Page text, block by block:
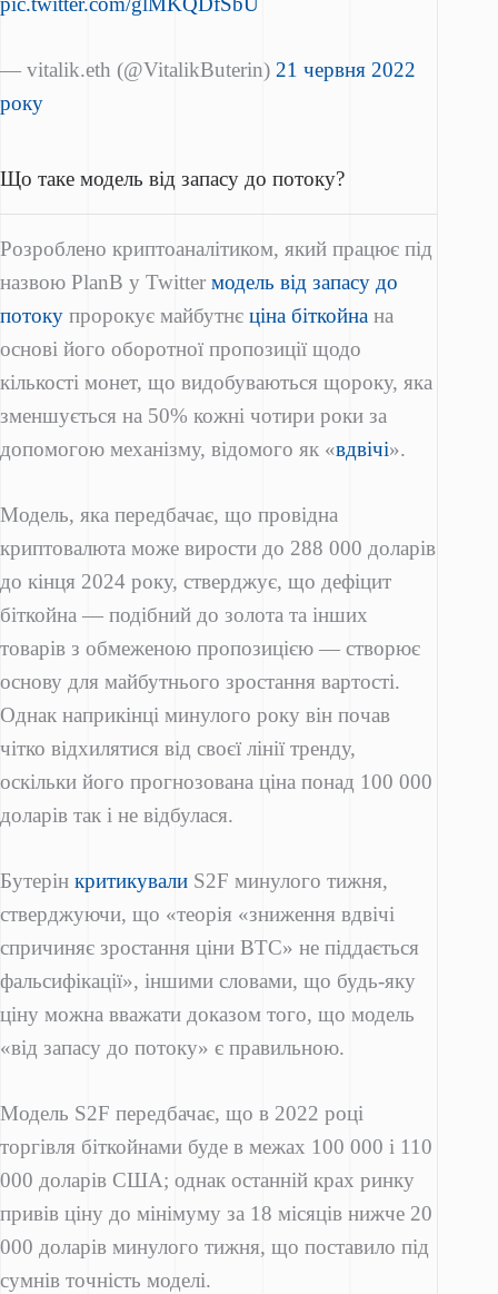
— vitalik.eth (@VitalikButerin) 21 червня 2022
року
Що таке модель від запасу до потоку?
Розроблено криптоаналітиком, який працює під
назвою PlanB у Twitter модель від запасу до
потоку пророкує майбутнє ціна біткойна на
основі його оборотної пропозиції щодо
кількості монет, що видобуваються щороку, яка
зменшується на 50% кожні чотири роки за
допомогою механізму, відомого як «вдвічі».
Модель, яка передбачає, що провідна
криптовалюта може вирости до 288 000 доларів
до кінця 2024 року, стверджує, що дефіцит
біткойна — подібний до золота та інших
товарів з обмеженою пропозицією — створює
основу для майбутнього зростання вартості.
Однак наприкінці минулого року він почав
чітко відхилятися від своєї лінії тренду,
оскільки його прогнозована ціна понад 100 000
доларів так і не відбулася.
Бутерін критикували S2F минулого тижня,
стверджуючи, що «теорія «зниження вдвічі
спричиняє зростання ціни BTC» не піддається
фальсифікації», іншими словами, що будь-яку
ціну можна вважати доказом того, що модель
«від запасу до потоку» є правильною.
Модель S2F передбачає, що в 2022 році
торгівля біткойнами буде в межах 100 000 і 110
000 доларів США; однак останній крах ринку
привів ціну до мінімуму за 18 місяців нижче 20
000 доларів минулого тижня, що поставило під
сумнів точність моделі.